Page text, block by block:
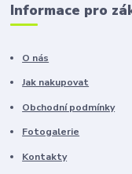
Informace pro
O nás
Jak nakupovat
Obchodní podmínky
Fotogalerie
Kontakty